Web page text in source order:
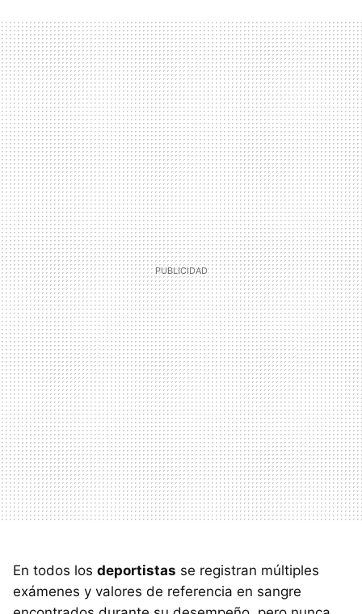
En todos los deportistas se registran múltiples
exámenes y valores de referencia en sangre